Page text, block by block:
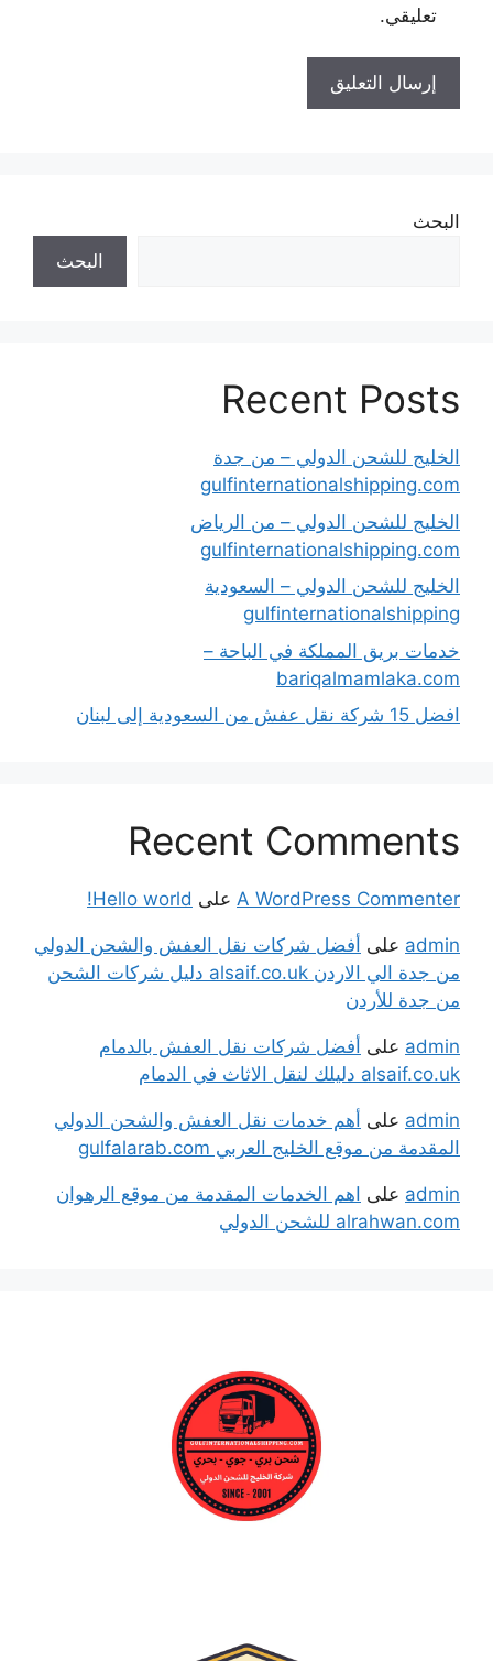
تعليقي.
البحث
البحث
Recent Posts
الخليج للشحن الدولي – من جدة
gulfinternationalshipping.com
الخليج للشحن الدولي – من الرياض
gulfinternationalshipping.com
الخليج للشحن الدولي – السعودية
gulfinternationalshipping
خدمات بريق المملكة في الباحة –
bariqalmamlaka.com
افضل 15 شركة نقل عفش من السعودية إلى لبنان
Recent Comments
A WordPress Commenter على Hello world!
admin على أفضل شركات نقل العفش والشحن الدولي
من جدة الي الاردن alsaif.co.uk دليل شركات الشحن
من جدة للأردن
admin على أفضل شركات نقل العفش بالدمام
alsaif.co.uk دليلك لنقل الاثاث في الدمام
admin على أهم خدمات نقل العفش والشحن الدولي
المقدمة من موقع الخليج العربي gulfalarab.com
admin على اهم الخدمات المقدمة من موقع الرهوان
alrahwan.com للشحن الدولي